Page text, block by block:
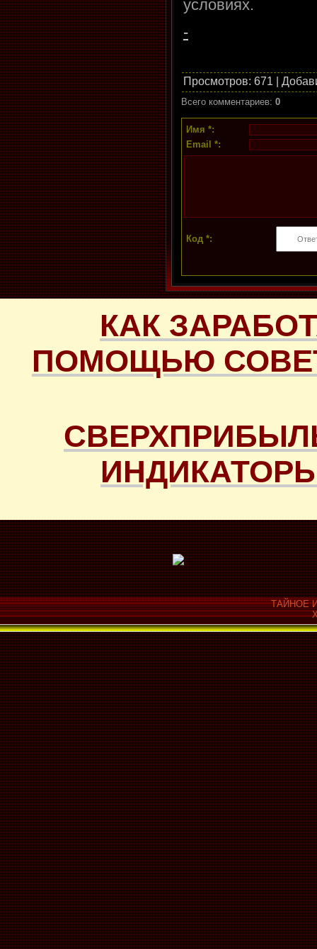
условиях.
-
Просмотров: 671 |
Всего комментариев: 0
Имя *:
Email *:
Код *:
КАК
ПОМОЩЬЮ
ТАЙНОЕ